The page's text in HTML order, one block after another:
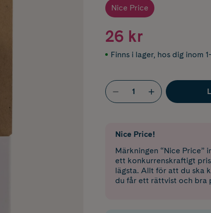
Nice Price
26 kr
Finns i lager, hos dig inom
Nice Price!
Märkningen “Nice Price”
ett konkurrenskraftigt
lägsta. Allt för att du ska
du får ett rättvist och bra